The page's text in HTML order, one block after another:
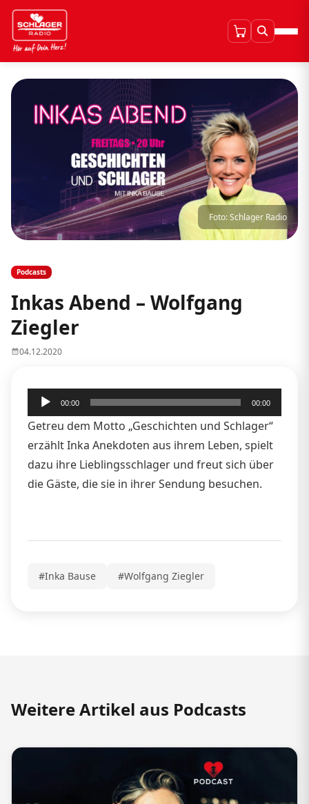
Foto: Schlager Radio
Podcasts
Inkas Abend – Wolfgang
Ziegler
04.12.2020
Audio-
Player
00:00 00:00
Getreu dem Motto „Geschichten und Schlager“
erzählt Inka Anekdoten aus ihrem Leben, spielt
dazu ihre Lieblingsschlager und freut sich über
die Gäste, die sie in ihrer Sendung besuchen.
#Inka Bause #Wolfgang Ziegler
Weitere Artikel aus Podcasts